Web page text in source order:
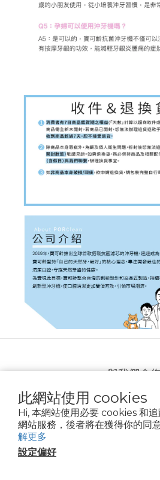
此網站使用 cookies
Hi, 本網站使用必要 cookies 和
網站服務，後者將在獲得你的同
解更多
設定偏好
與我們合
客戶案例
相關認證